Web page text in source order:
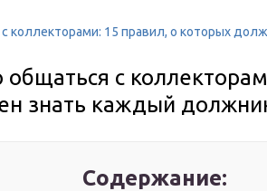
коллекторами: 15 правил, о которых
общаться с
знать каждый
Содержание: